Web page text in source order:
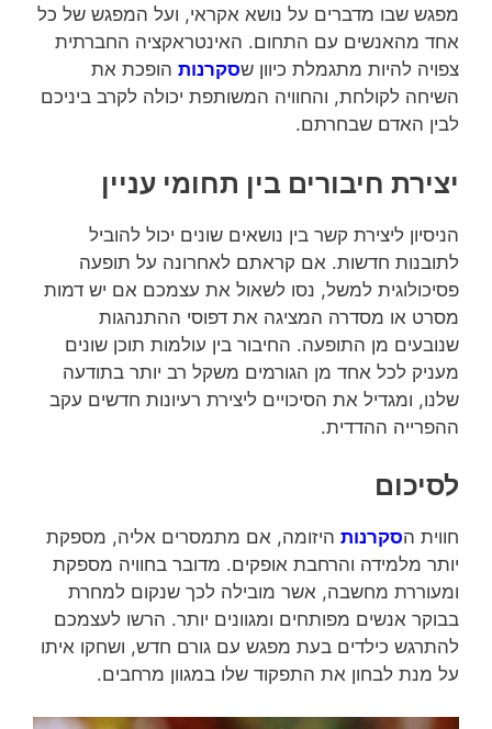
מפגש שבו מדברים על נושא אקראי, ועל המפגש של כל
אחד מהאנשים עם התחום. האינטראקציה החברתית
צפויה להיות מתגמלת כיוון שסקרנות הופכת את
השיחה לקולחת, והחוויה המשותפת יכולה לקרב ביניכם
לבין האדם שבחרתם.
יצירת חיבורים בין תחומי עניין
הניסיון ליצירת קשר בין נושאים שונים יכול להוביל
לתובנות חדשות. אם קראתם לאחרונה על תופעה
פסיכולוגית למשל, נסו לשאול את עצמכם אם יש דמות
מסרט או מסדרה המציגה את דפוסי ההתנהגות
שנובעים מן התופעה. החיבור בין עולמות תוכן שונים
מעניק לכל אחד מן הגורמים משקל רב יותר בתודעה
שלנו, ומגדיל את הסיכויים ליצירת רעיונות חדשים עקב
ההפרייה ההדדית.
לסיכום
חווית הסקרנות היזומה, אם מתמסרים אליה, מספקת
יותר מלמידה והרחבת אופקים. מדובר בחוויה מספקת
ומעוררת מחשבה, אשר מובילה לכך שנקום למחרת
בבוקר אנשים מפותחים ומגוונים יותר. הרשו לעצמכם
להתרגש כילדים בעת מפגש עם גורם חדש, ושחקו איתו
על מנת לבחון את התפקוד שלו במגוון מרחבים.